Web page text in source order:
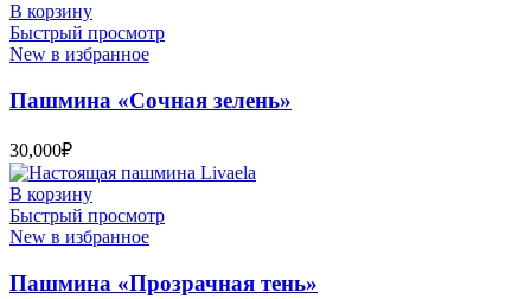
В корзину
Быстрый просмотр
New в избранное
Пашмина «Сочная зелень»
30,000₽
В корзину
Быстрый просмотр
New в избранное
Пашмина «Прозрачная тень»